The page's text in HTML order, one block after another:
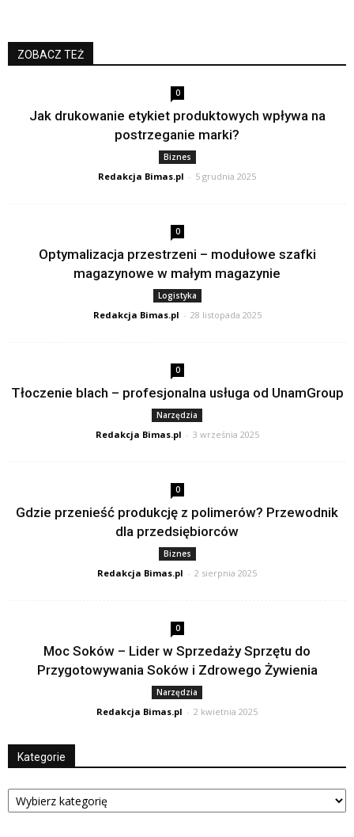
ZOBACZ TEŻ
0
Jak drukowanie etykiet produktowych wpływa na
postrzeganie marki?
Biznes
Redakcja Bimas.pl - 5 grudnia 2025
0
Optymalizacja przestrzeni – modułowe szafki
magazynowe w małym magazynie
Logistyka
Redakcja Bimas.pl - 28 listopada 2025
0
Tłoczenie blach – profesjonalna usługa od UnamGroup
Narzędzia
Redakcja Bimas.pl - 3 września 2025
0
Gdzie przenieść produkcję z polimerów? Przewodnik
dla przedsiębiorców
Biznes
Redakcja Bimas.pl - 2 sierpnia 2025
0
Moc Soków – Lider w Sprzedaży Sprzętu do
Przygotowywania Soków i Zdrowego Żywienia
Narzędzia
Redakcja Bimas.pl - 2 kwietnia 2025
Kategorie
Kategorie